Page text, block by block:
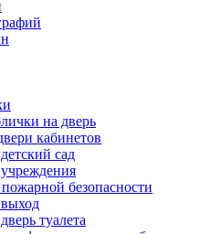
на дверь
кабинетов
сад
безопасности
туалета